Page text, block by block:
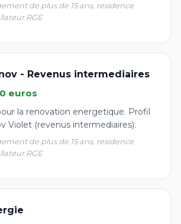
de plus de 15 ans, residence
RGE
- Revenus intermediaires
euros
la renovation energetique. Profil
Violet (revenus intermediaires).
de plus de 15 ans, residence
RGE